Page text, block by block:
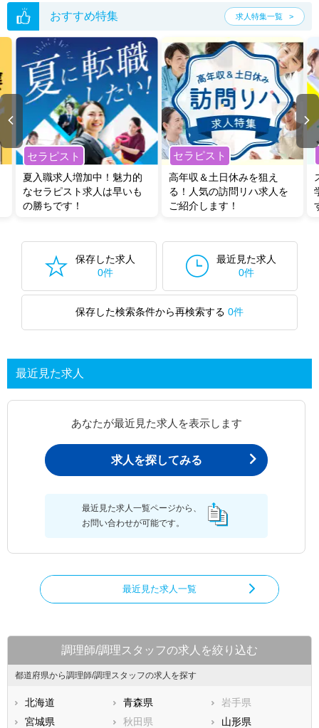
おすすめ特集 求人特集一覧
セラピスト
夏入職求人増加中！魅力的
なセラピスト求人は早いも
の勝ちです！
セラピスト
高年収＆土日休みを狙え
る！人気の訪問リハ求人を
ご紹介します！
保存した求人
0件
最近見た求人
0件
保存した検索条件から再検索する 0件
最近見た求人
あなたが最近見た求人を表示します
求人を探してみる
最近見た求人一覧ページから、
お問い合わせが可能です。
最近見た求人一覧
調理師/調理スタッフの求人を絞り込む
都道府県から調理師/調理スタッフの求人を探す
北海道 青森県
岩手県
宮城県
秋田県
山形県